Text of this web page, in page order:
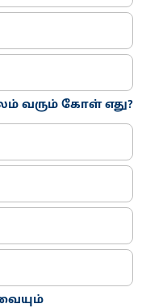
வரும் கோள் எது?